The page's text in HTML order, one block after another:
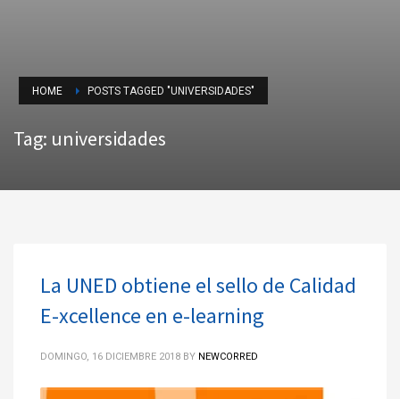
HOME POSTS TAGGED "UNIVERSIDADES"
Tag: universidades
La UNED obtiene el sello de Calidad
E-xcellence en e-learning
DOMINGO, 16 DICIEMBRE 2018 BY NEWCORRED